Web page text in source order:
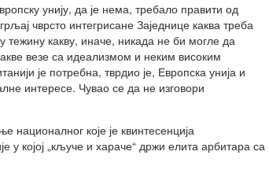
унију, да је нема, требало правити од
чврсто интегрисане Заједнице каква треба
какву, иначе, никада не би могле да
везе са идеализмом и неким високим
је потребна, тврдио је, Европска унија и
интересе. Чувао се да не изговори
националног које је квинтесенција
у којој „кључе и хараче“ држи елита арбитара са